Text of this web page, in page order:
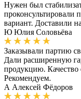
Нужен был
вариант. Доставили
Ю Юлия Соловьёва
Заказывали партию
Дали расширенную
продукцию. Качество
Рекомендуем.
А Алексей Фёдоров